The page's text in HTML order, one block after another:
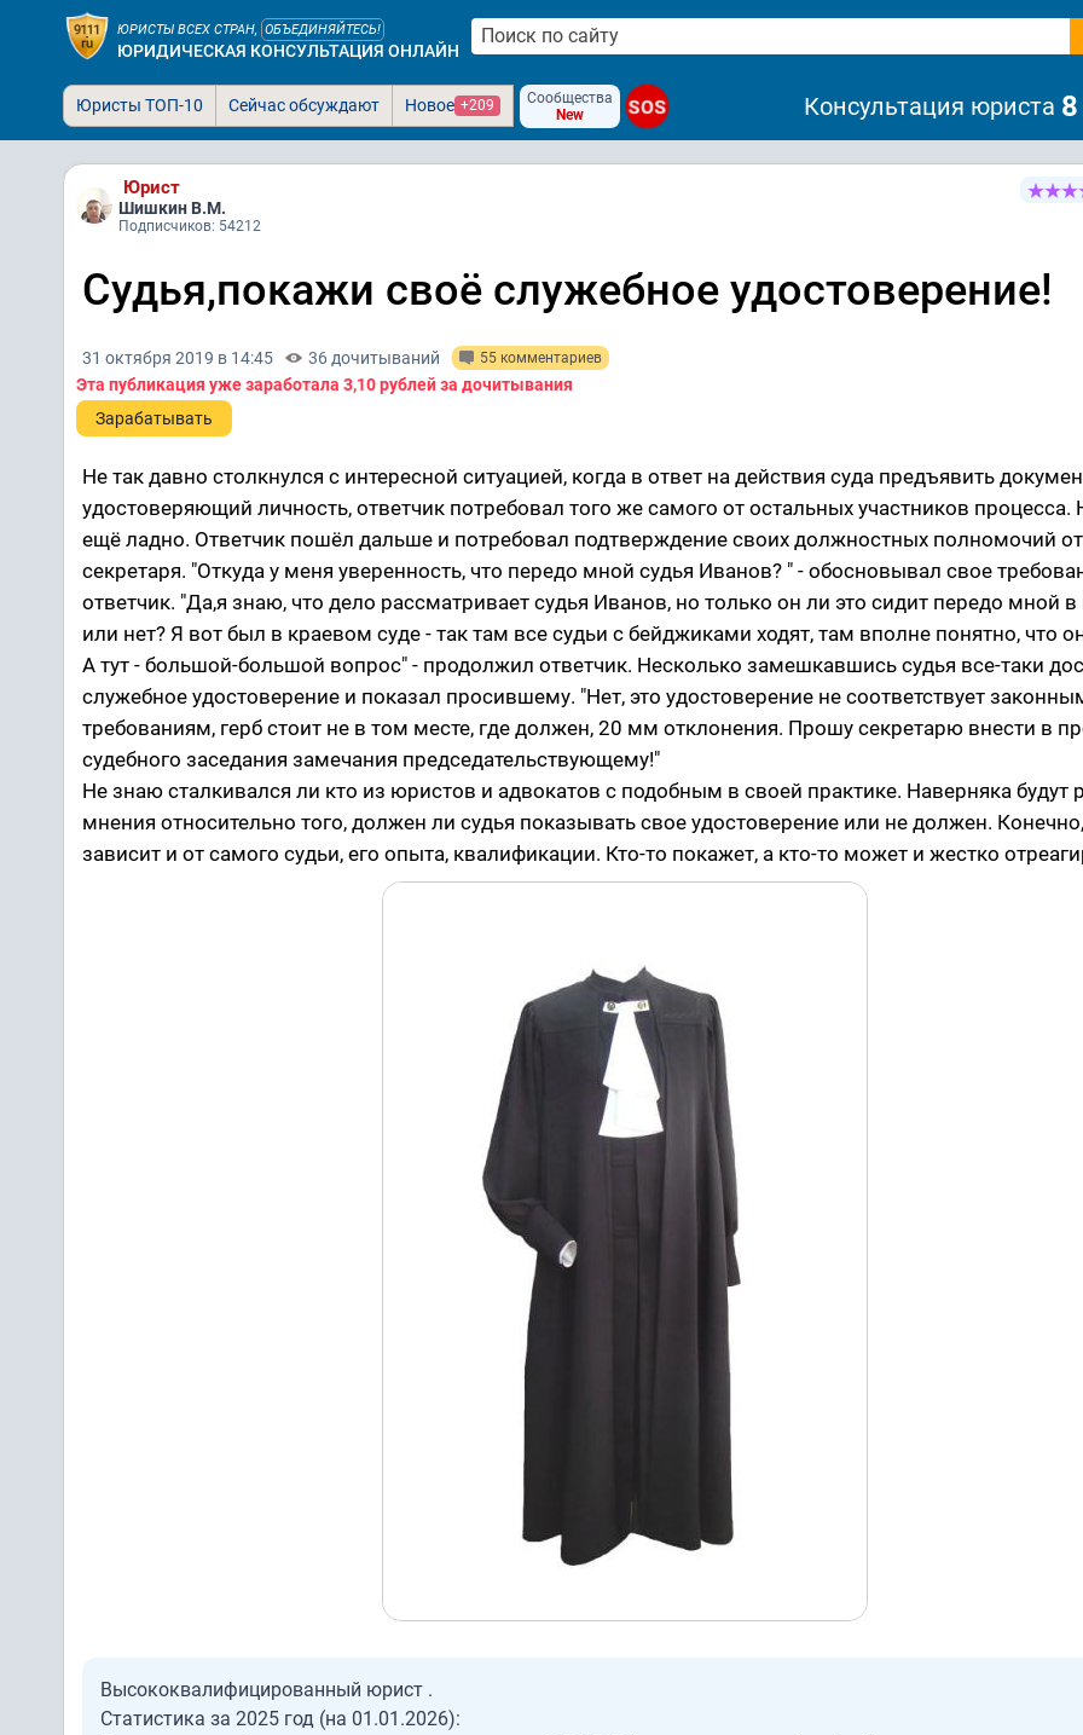
ЮРИСТЫ ВСЕХ СТРАН, ОБЪЕДИНЯЙТЕСЬ!
ЮРИДИЧЕСКАЯ КОНСУЛЬТАЦИЯ ОНЛАЙН
Юристы ТОП-10 Сейчас обсуждают Новое +209
Сообщества
New
SOS Консультация юриста
Юрист
Шишкин В.М.
Подписчиков: 54212
Судья,покажи своё служебное удостоверение!
31 октября 2019 в 14:45 36 дочитываний 55 комментариев
Эта публикация уже заработала 3,10 рублейза дочитывания
Зарабатывать
Не так давно столкнулся с интересной ситуацией, когда в ответ на действия суда предъявить
удостоверяющий личность, ответчик потребовал того же самого от остальных участников процесса.
ещё ладно. Ответчик пошёл дальше и потребовал подтверждение своих должностных полномочий от
секретаря. "Откуда у меня уверенность, что передо мной судья Иванов? " - обосновывал свое
ответчик. "Да,я знаю, что дело рассматривает судья Иванов, но только он ли это сидит передо мной
или нет? Я вот был в краевом суде - так там все судьи с бейджиками ходят, там вполне понятно, что
А тут - большой-большой вопрос" - продолжил ответчик. Несколько замешкавшись судья все-таки
служебное удостоверение и показал просившему. "Нет, это удостоверение не соответствует
требованиям, герб стоит не в том месте, где должен, 20 мм отклонения. Прошу секретарю внести в
судебного заседания замечания председательствующему!"
Не знаю сталкивался ли кто из юристов и адвокатов с подобным в своей практике. Наверняка будут
мнения относительно того, должен ли судья показывать свое удостоверение или не должен.
зависит и от самого судьи, его опыта, квалификации. Кто-то покажет, а кто-то может и жестко
Высококвалифицированный юрист .
Статистика за 2025 год (на 01.01.2026):